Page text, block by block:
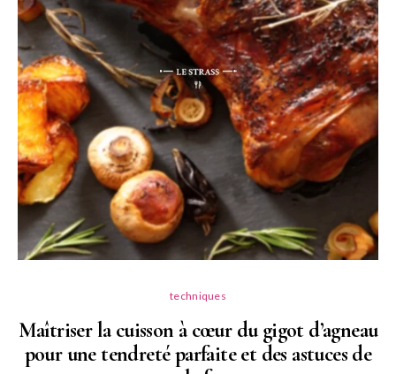
techniques
Maîtriser la cuisson à cœur du gigot d’agneau
pour une tendreté parfaite et des astuces de